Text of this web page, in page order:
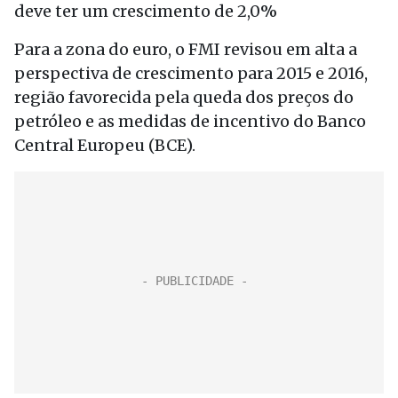
deve ter um crescimento de 2,0%
Para a zona do euro, o FMI revisou em alta a
perspectiva de crescimento para 2015 e 2016,
região favorecida pela queda dos preços do
petróleo e as medidas de incentivo do Banco
Central Europeu (BCE).